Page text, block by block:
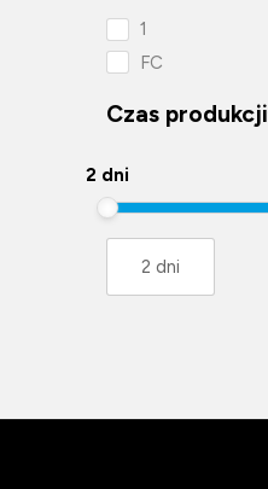
1
FC
Czas produkcji
2 dni